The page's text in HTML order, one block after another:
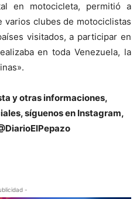
en motocicleta, permitió a
varios clubes de motociclistas
visitados, a participar en
en toda Venezuela, la
y otras informaciones,
síguenos en Instagram,
-